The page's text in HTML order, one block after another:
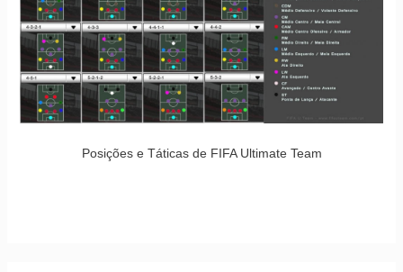
Posições e Táticas de FIFA Ultimate Team